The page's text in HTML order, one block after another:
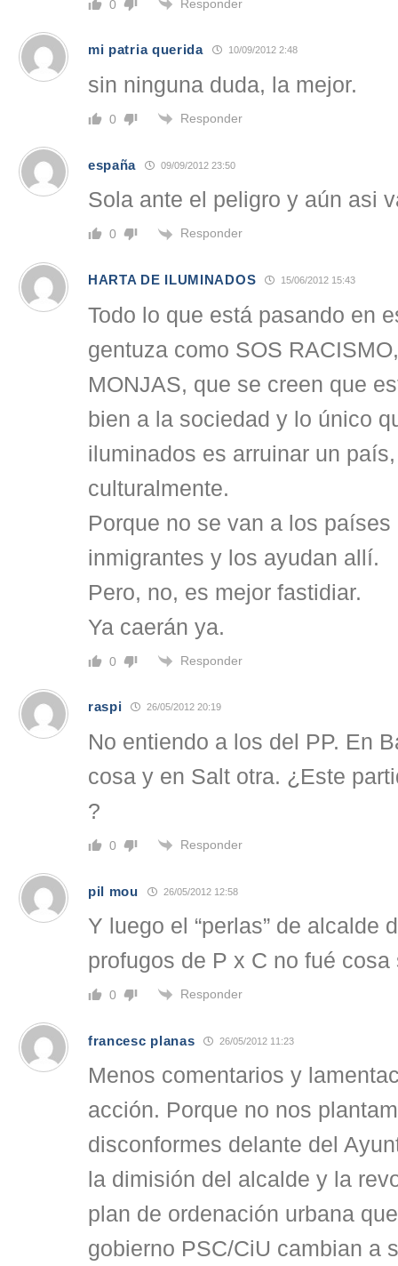
0 Responder
mi patria querida 10/09/2012 2:48
sin ninguna duda, la mejor.
0 Responder
españa 09/09/2012 23:50
Sola ante el peligro y aún asi
0 Responder
HARTA DE ILUMINADOS 15/06/2012 15:43
Todo lo que está pasando en
gentuza como SOS
MONJAS, que se creen que
bien a la sociedad y lo único
iluminados es arruinar un
culturalmente.
Porque no se van a los
inmigrantes y los ayudan allí.
Pero, no, es mejor fastidiar.
Ya caerán ya.
0 Responder
raspi 26/05/2012 20:19
No entiendo a los del PP. En
cosa y en Salt otra. ¿Este
?
0 Responder
pil mou 26/05/2012 12:58
Y luego el “perlas” de alcalde
profugos de P x C no fué cosa
0 Responder
francesc planas 26/05/2012 11:23
Menos comentarios y
acción. Porque no nos
disconformes delante del
la dimisión del alcalde y la
plan de ordenación urbana
gobierno PSC/CiU cambian a